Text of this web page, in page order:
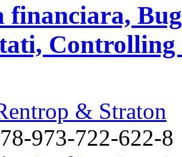
financiara,
Controlling
& Straton
973-722-622-8